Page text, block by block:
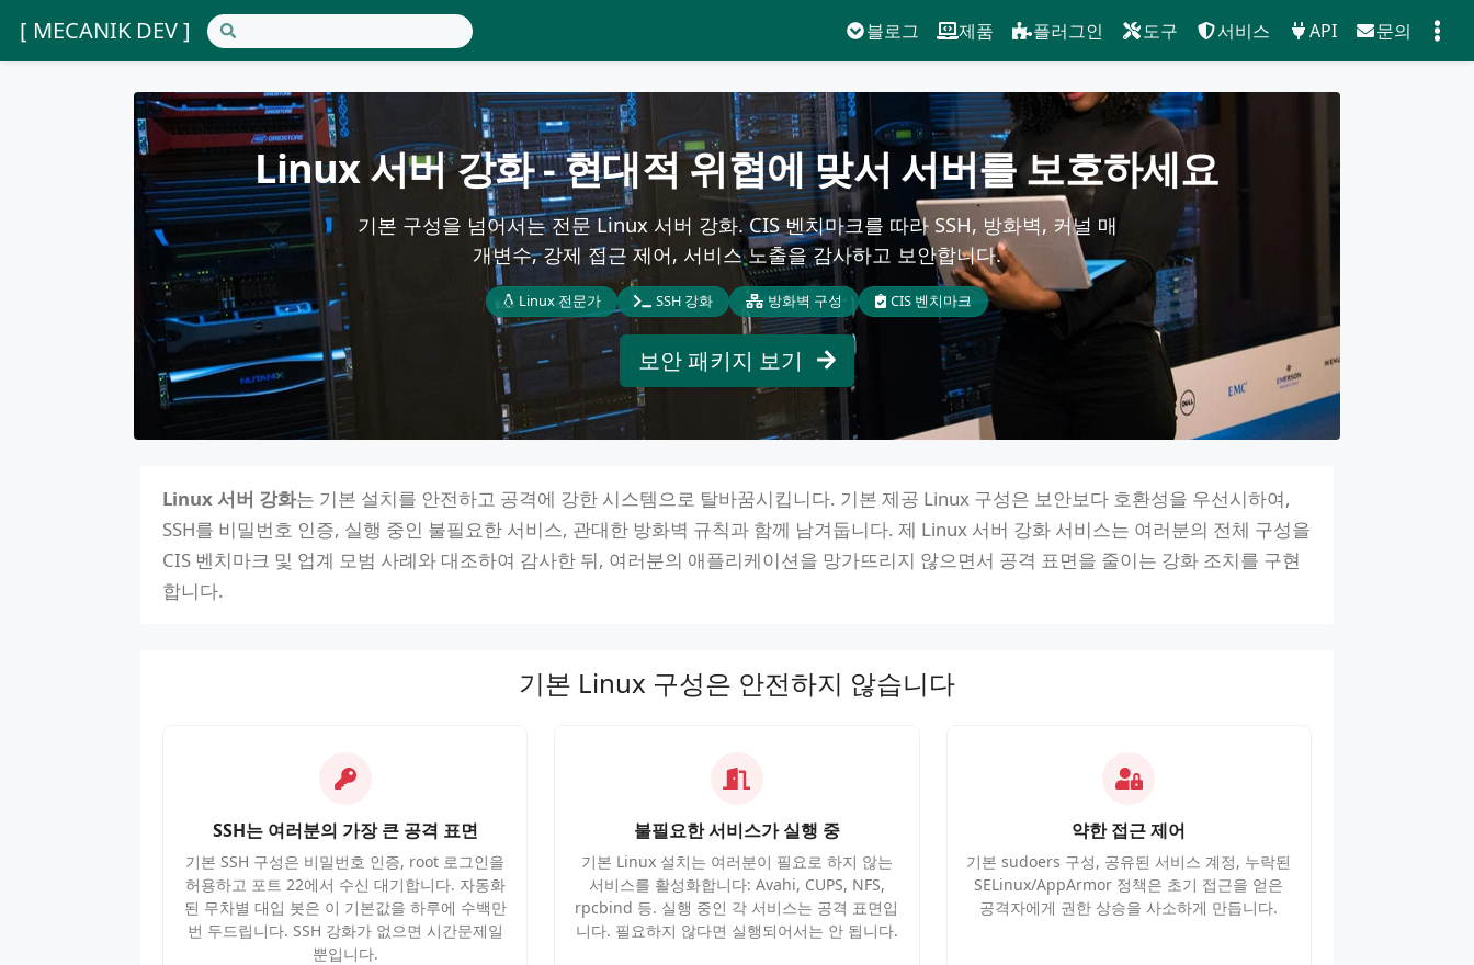
[ MECANIK DEV ] 블로그 제품 플러그인 도구 서비스 API 문의
Linux 서버 강화 - 현대적 위협에 맞서 서버를 보호하세요
기본 구성을 넘어서는 전문 Linux 서버 강화. CIS 벤치마크를 따라 SSH, 방화벽, 커널 매
개변수, 강제 접근 제어, 서비스 노출을 감사하고 보안합니다.
Linux 전문가 SSH 강화 방화벽 구성 CIS 벤치마크
보안 패키지 보기
Linux 서버 강화는 기본 설치를 안전하고 공격에 강한 시스템으로 탈바꿈시킵니다. 기본 제공 Linux 구성은 보안보다 호환성을 우선시하여,
SSH를 비밀번호 인증, 실행 중인 불필요한 서비스, 관대한 방화벽 규칙과 함께 남겨둡니다. 제 Linux 서버 강화 서비스는 여러분의 전체 구성을
CIS 벤치마크 및 업계 모범 사례와 대조하여 감사한 뒤, 여러분의 애플리케이션을 망가뜨리지 않으면서 공격 표면을 줄이는 강화 조치를 구현
합니다.
기본 Linux 구성은 안전하지 않습니다
SSH는 여러분의 가장 큰 공격 표면
기본 SSH 구성은 비밀번호 인증, root 로그인을
허용하고 포트 22에서 수신 대기합니다. 자동화
된 무차별 대입 봇은 이 기본값을 하루에 수백만
번 두드립니다. SSH 강화가 없으면 시간문제일
뿐입니다.
불필요한 서비스가 실행 중
기본 Linux 설치는 여러분이 필요로 하지 않는
서비스를 활성화합니다: Avahi, CUPS, NFS,
rpcbind 등. 실행 중인 각 서비스는 공격 표면입
니다. 필요하지 않다면 실행되어서는 안 됩니다.
약한 접근 제어
기본 sudoers 구성, 공유된 서비스 계정, 누락된
SELinux/AppArmor 정책은 초기 접근을 얻은
공격자에게 권한 상승을 사소하게 만듭니다.